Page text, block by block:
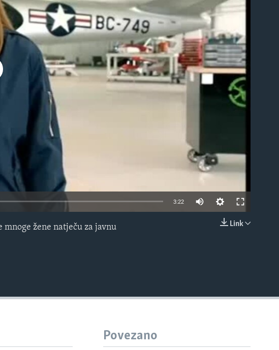
available
3:22
Link
žene natječu za javnu
Povezano